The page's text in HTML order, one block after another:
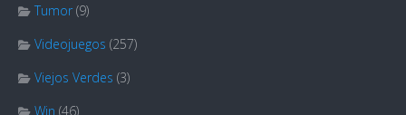
Tumor (9)
Videojuegos (257)
Viejos Verdes (3)
Win (46)